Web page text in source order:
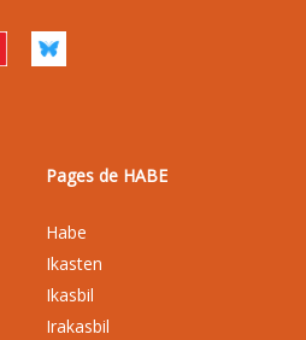
Pages de HABE
Habe
Ikasten
Ikasbil
Irakasbil